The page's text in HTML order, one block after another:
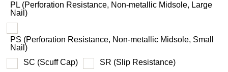
PL (Perforation Resistance, Non-metallic Midsole, Large
Nail)
PS (Perforation Resistance, Non-metallic Midsole, Small
Nail)
SC (Scuff Cap)
SR (Slip Resistance)